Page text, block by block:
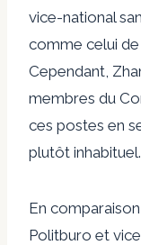
vice-national
comme celui
Cependant,
membres du
ces postes en
plutôt inhabituel.
En comparaison,
Politburo et